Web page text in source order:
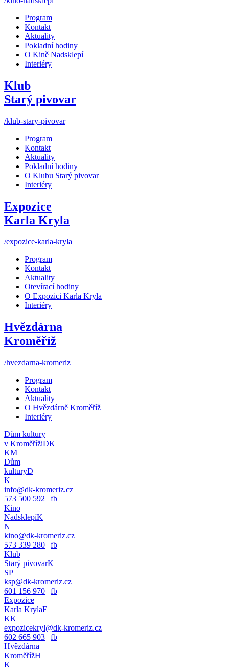
Program
Kontakt
Aktuality
Pokladní hodiny
O Kině Nadsklepí
Interiéry
Klub
Starý pivovar
/klub-stary-pivovar
Program
Kontakt
Aktuality
Pokladní hodiny
O Klubu Starý pivovar
Interiéry
Expozice
Karla Kryla
/expozice-karla-kryla
Program
Kontakt
Aktuality
Otevírací hodiny
O Expozici Karla Kryla
Interiéry
Hvězdárna
Kroměříž
/hvezdarna-kromeriz
Program
Kontakt
Aktuality
O Hvězdárně Kroměříž
Interiéry
Dům kultury
v KroměřížiDK
KM
Dům
kulturyD
K
info@dk-kromeriz.cz
573 500 592 | fb
Kino
NadsklepíK
N
kino@dk-kromeriz.cz
573 339 280 | fb
Klub
Starý pivovarK
SP
ksp@dk-kromeriz.cz
601 156 970 | fb
Expozice
Karla KrylaE
KK
expozicekryl@dk-kromeriz.cz
602 665 903 | fb
Hvězdárna
KroměřížH
K